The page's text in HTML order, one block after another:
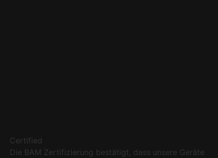
Certified
Die BAM Zertifizierung bestätigt, dass unsere Geräte